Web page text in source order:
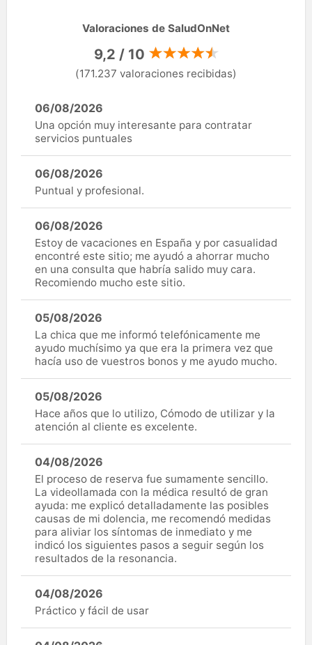
Valoraciones de SaludOnNet
9,2 / 10
(171.237 valoraciones recibidas)
06/08/2026
Una opción muy interesante para contratar
servicios puntuales
06/08/2026
Puntual y profesional.
06/08/2026
Estoy de vacaciones en España y por casualidad
encontré este sitio; me ayudó a ahorrar mucho
en una consulta que habría salido muy cara.
Recomiendo mucho este sitio.
05/08/2026
La chica que me informó telefónicamente me
ayudo muchísimo ya que era la primera vez que
hacía uso de vuestros bonos y me ayudo mucho.
05/08/2026
Hace años que lo utilizo, Cómodo de utilizar y la
atención al cliente es excelente.
04/08/2026
El proceso de reserva fue sumamente sencillo.
La videollamada con la médica resultó de gran
ayuda: me explicó detalladamente las posibles
causas de mi dolencia, me recomendó medidas
para aliviar los síntomas de inmediato y me
indicó los siguientes pasos a seguir según los
resultados de la resonancia.
04/08/2026
Práctico y fácil de usar